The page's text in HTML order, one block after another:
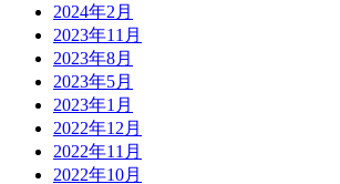
2024年2月
2023年11月
2023年8月
2023年5月
2023年1月
2022年12月
2022年11月
2022年10月